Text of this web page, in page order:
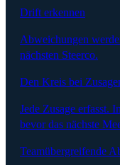
Drift erkennen
Abweichungen
nächsten Steerco.
Den Kreis bei
Jede Zusage erfasst.
bevor das nächste
Teamübergreifende